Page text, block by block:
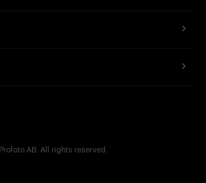
AB. All rights reserved.